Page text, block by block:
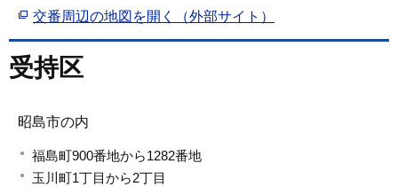
交番周辺の地図を開く（外部サイト）
受持区
昭島市の内
福島町900番地から1282番地
玉川町1丁目から2丁目